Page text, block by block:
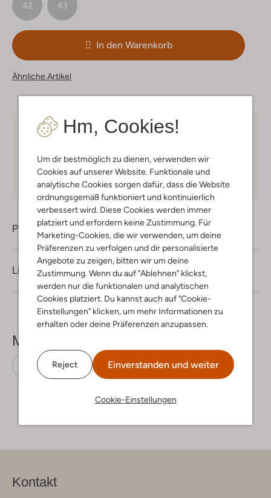
Hm, Cookies!
Um dir bestmöglich zu dienen, verwenden wir
Cookies auf unserer Website. Funktionale und
analytische Cookies sorgen dafür, dass die Website
ordnungsgemäß funktioniert und kontinuierlich
verbessert wird. Diese Cookies werden immer
platziert und erfordern keine Zustimmung. Für
Marketing-Cookies, die wir verwenden, um deine
Präferenzen zu verfolgen und dir personalisierte
Angebote zu zeigen, bitten wir um deine
Zustimmung. Wenn du auf "Ablehnen" klickst,
werden nur die funktionalen und analytischen
Cookies platziert. Du kannst auch auf "Cookie-
Einstellungen" klicken, um mehr Informationen zu
erhalten oder deine Präferenzen anzupassen.
Reject Einverstanden und weiter
Cookie-Einstellungen
42 43
In den Warenkorb
Ähnliche Artikel
Kostenloser Versandab € 75 für Club-Omoda
Kauf auf Rechnung 30 TagenRückgaberecht
Produktinformation
Lieferung & Rückgabe
Mehr sehen
Pantoletten Birkenstock Leder-Optik
Kontakt